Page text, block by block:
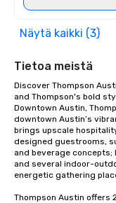
Näytä kaikki (3)
Tietoa meistä
Discover Thompson
and Thompson's bold
Downtown Austin,
downtown Austin’s
brings upscale
designed guestrooms,
and beverage concepts;
and several indoor-
energetic gathering
Thompson Austin offers